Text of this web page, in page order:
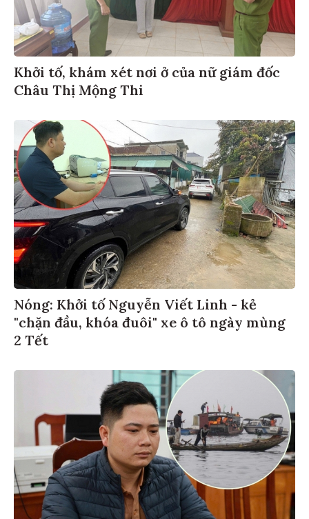
Khởi tố, khám xét nơi ở của nữ giám đốc
Châu Thị Mộng Thi
Nóng: Khởi tố Nguyễn Viết Linh - kẻ
"chặn đầu, khóa đuôi" xe ô tô ngày mùng
2 Tết